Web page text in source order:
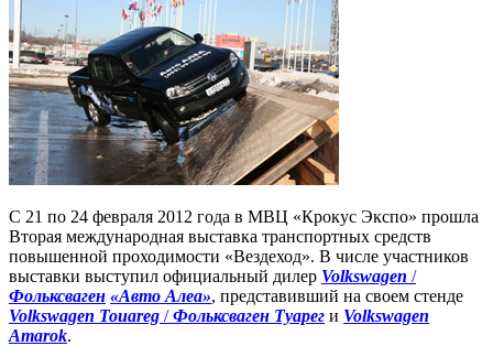
С 21 по 24 февраля 2012 года в МВЦ «Крокус Экспо» прошла
Вторая международная выставка транспортных средств
повышенной проходимости «Вездеход». В числе участников
выставки выступил официальный дилер Volkswagen /
Фольксваген «Авто Алеа», представивший на своем стенде
Volkswagen Touareg /Фольксваген Туарег и Volkswagen
Amarok.